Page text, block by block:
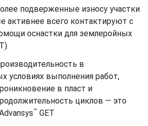
подверженные износу участки
активнее всего контактируют с
оснастки для землеройных
в
условиях выполнения работ,
в пласт и
циклов — это
™ GET